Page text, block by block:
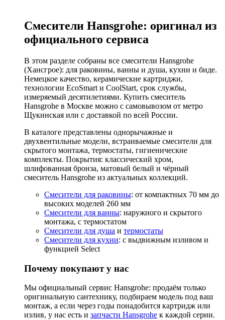
Смесители Hansgrohe: оригинал из
официального сервиса
В этом разделе собраны все смесители Hansgrohe
(Хансгрое): для раковины, ванны и душа, кухни и биде.
Немецкое качество, керамические картриджи,
технологии EcoSmart и CoolStart, срок службы,
измеряемый десятилетиями. Купить смеситель
Hansgrohe в Москве можно с самовывозом от метро
Щукинская или с доставкой по всей России.
В каталоге представлены однорычажные и
двухвентильные модели, встраиваемые смесители для
скрытого монтажа, термостаты, гигиенические
комплекты. Покрытия: классический хром,
шлифованная бронза, матовый белый и чёрный
смеситель Hansgrohe из актуальных коллекций.
Смесители для раковины: от компактных 70 мм до
высоких моделей 260 мм
Смесители для ванны: наружного и скрытого
монтажа, с термостатом
Смесители для душа и термостаты
Смесители для кухни: с выдвижным изливом и
функцией Select
Почему покупают у нас
Мы официальный сервис Hansgrohe: продаём только
оригинальную сантехнику, подбираем модель под ваш
монтаж, а если через годы понадобится картридж или
излив, у нас есть и запчасти Hansgrohe к каждой серии.